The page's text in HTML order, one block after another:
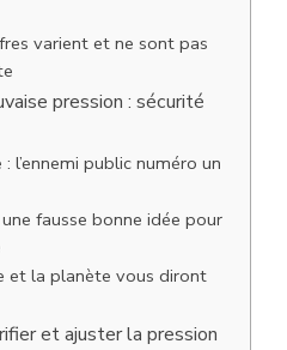
varient et ne sont pas
pression : sécurité
l’ennemi public numéro un
fausse bonne idée pour
et la planète vous diront
et ajuster la pression